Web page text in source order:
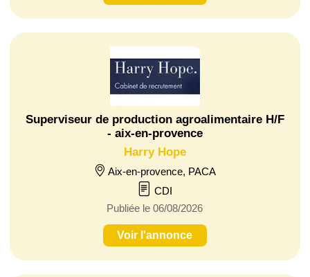
Superviseur de production agroalimentaire H/F
- aix-en-provence
Harry Hope
Aix-en-provence, PACA
CDI
Publiée le 06/08/2026
Voir l'annonce